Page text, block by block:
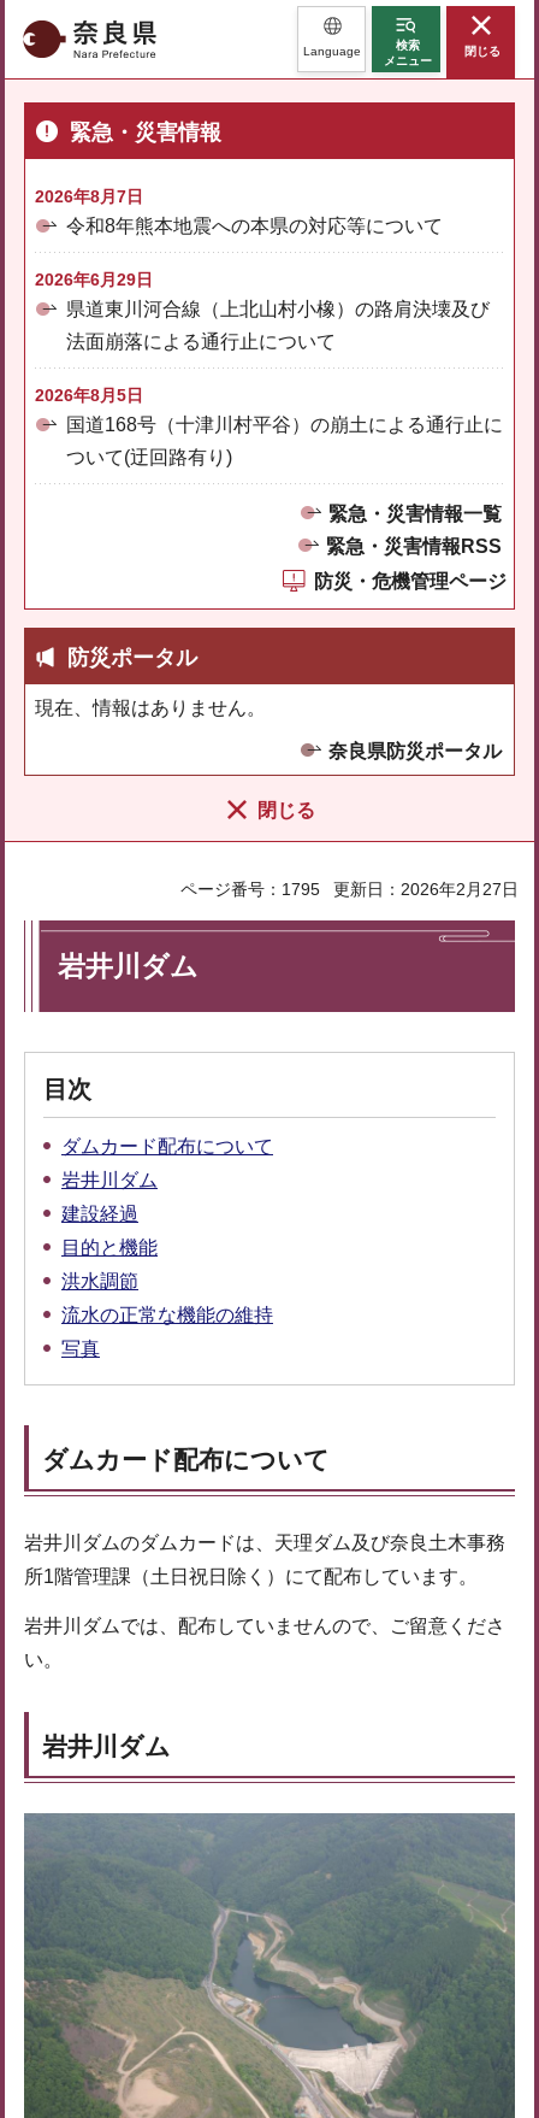
奈良県 Language
検索
メニュー
閉じる
緊急・災害情報
2026年8月7日
令和8年熊本地震への本県の対応等について
2026年6月29日
県道東川河合線（上北山村小橡）の路肩決壊及び
法面崩落による通行止について
2026年8月5日
国道168号（十津川村平谷）の崩土による通行止に
ついて(迂回路有り)
緊急・災害情報一覧
緊急・災害情報RSS
防災・危機管理ページ
防災ポータル
現在、情報はありません。
奈良県防災ポータル
閉じる
ページ番号：1795 更新日：2026年2月27日
岩井川ダム
目次
ダムカード配布について
岩井川ダム
建設経過
目的と機能
洪水調節
流水の正常な機能の維持
写真
ダムカード配布について
岩井川ダムのダムカードは、天理ダム及び奈良土木事務
所1階管理課（土日祝日除く）にて配布しています。
岩井川ダムでは、配布していませんので、ご留意くださ
い。
岩井川ダム